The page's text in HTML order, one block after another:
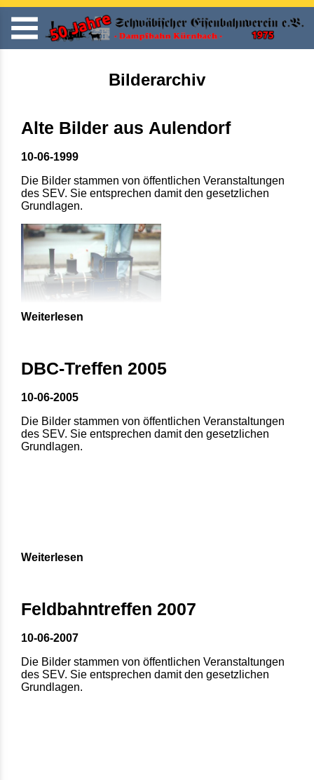
Bilderarchiv
Alte Bilder aus Aulendorf
10-06-1999
Die Bilder stammen von öffentlichen Veranstaltungen
des SEV. Sie entsprechen damit den gesetzlichen
Grundlagen.
Weiterlesen
DBC-Treffen 2005
10-06-2005
Die Bilder stammen von öffentlichen Veranstaltungen
des SEV. Sie entsprechen damit den gesetzlichen
Grundlagen.
Weiterlesen
Feldbahntreffen 2007
10-06-2007
Die Bilder stammen von öffentlichen Veranstaltungen
des SEV. Sie entsprechen damit den gesetzlichen
Grundlagen.